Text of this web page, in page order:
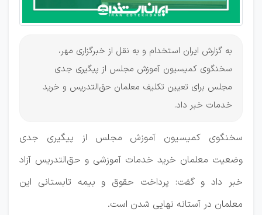
به گزارش ایران استخدام و به نقل از خبرگزاری مهر،
سخنگوی کمیسیون آموزش مجلس از پیگیری جدی
مجلس برای تعیین تکلیف معلمان حق‌التدریس و خرید
خدمات خبر داد.
سخنگوی کمیسیون آموزش مجلس از پیگیری جدی
وضعیت معلمان خرید خدمات آموزشی و حق‌التدریس آزاد
خبر داد و گفت: پرداخت حقوق و بیمه تابستانی این
معلمان در آستانه نهایی شدن است.